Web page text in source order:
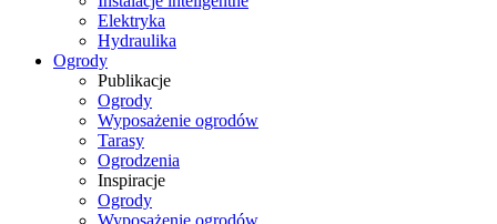
Elektryka
Hydraulika
Ogrody
Publikacje
Ogrody
Wyposażenie ogrodów
Tarasy
Ogrodzenia
Inspiracje
Ogrody
Wyposażenie ogrodów